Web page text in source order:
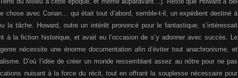
chose avec Conan… qui était tout d’abord, semble-t-il, un expédient destiné à
la tâche. Howard, outre un intérêt prononcé pour le fantastique, s’intéressait
à la fiction historique, et avait eu l’occasion de s’y adonner avec succès. Le
nécessite une énorme documentation afin d’éviter tout anachronisme, et
D’où l’idée de créer un monde ressemblant assez au nôtre pour ne pas
nuisant à la force du récit, tout en offrant la souplesse nécessaire pour